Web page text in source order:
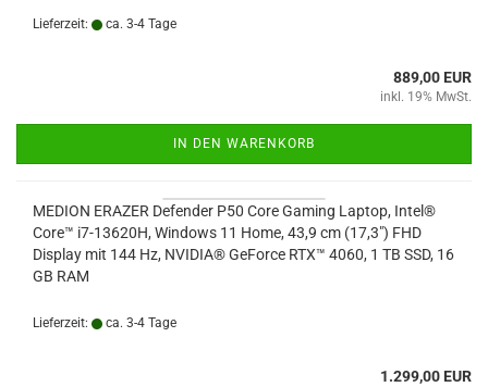
Lieferzeit: ca. 3-4 Tage
889,00 EUR
inkl. 19% MwSt.
IN DEN WARENKORB
MEDION ERAZER Defender P50 Core Gaming Laptop, Intel®
Core™ i7-13620H, Windows 11 Home, 43,9 cm (17,3") FHD
Display mit 144 Hz, NVIDIA® GeForce RTX™ 4060, 1 TB SSD, 16
GB RAM
Lieferzeit: ca. 3-4 Tage
1.299,00 EUR